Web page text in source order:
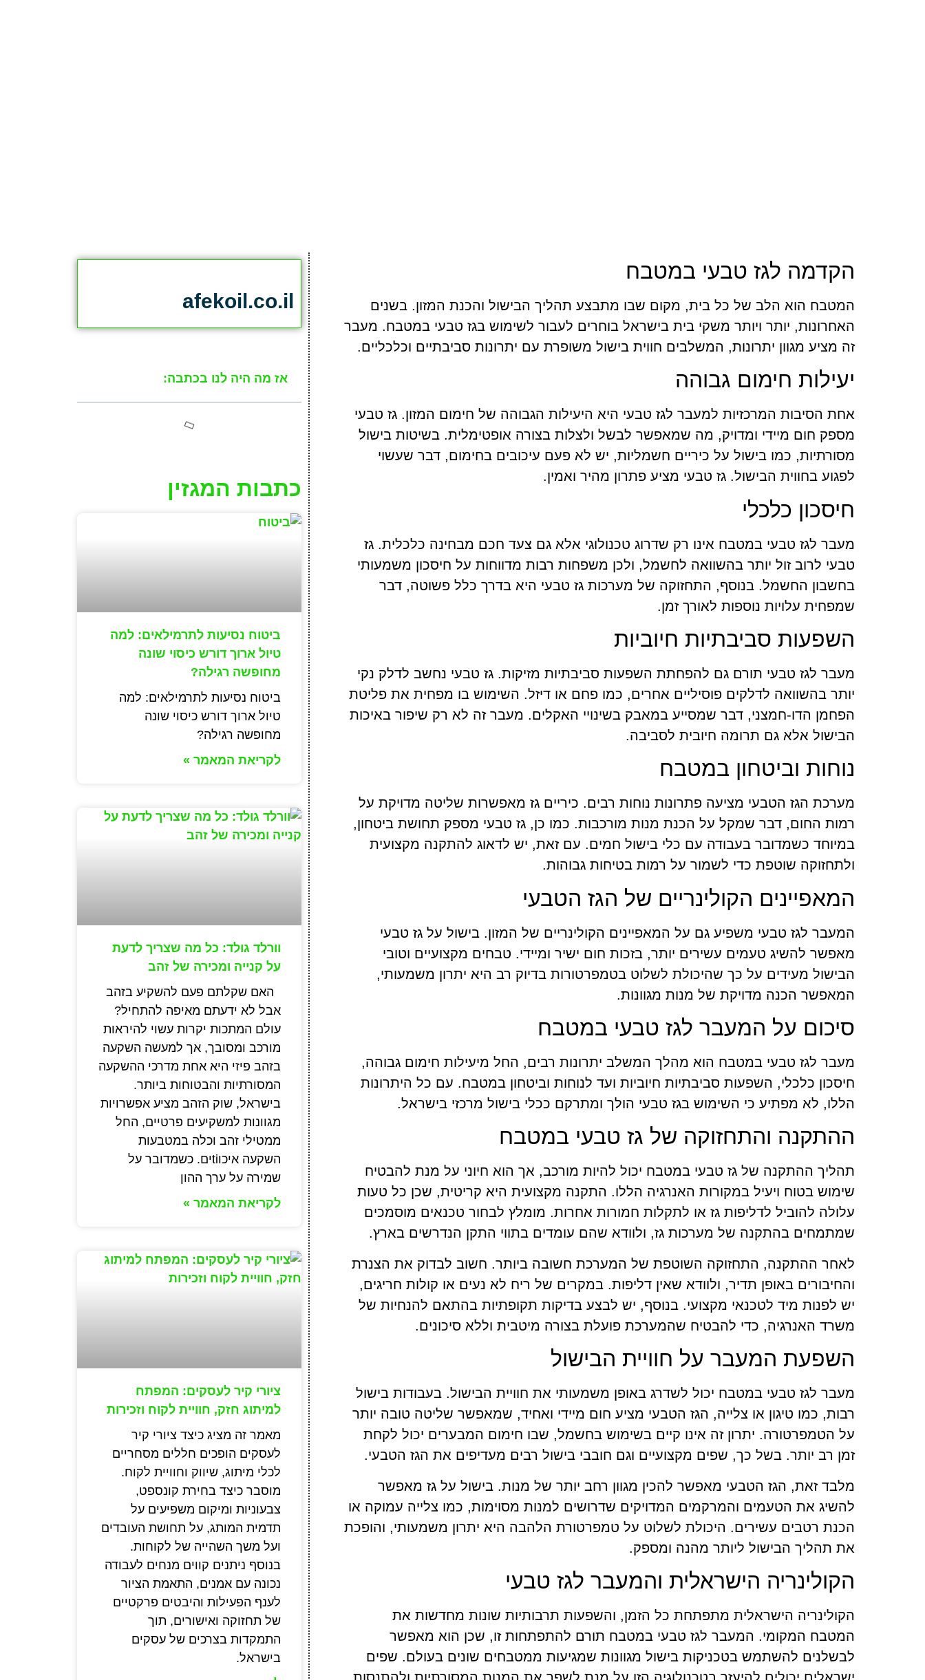
הקדמה לגז טבעי במטבח
המטבח הוא הלב של כל בית, מקום שבו מתבצע תהליך הבישול והכנת המזון. בשנים
האחרונות, יותר ויותר משקי בית בישראל בוחרים לעבור לשימוש בגז טבעי במטבח. מעבר
זה מציע מגוון יתרונות, המשלבים חווית בישול משופרת עם יתרונות סביבתיים וכלכליים.
יעילות חימום גבוהה
אחת הסיבות המרכזיות למעבר לגז טבעי היא היעילות הגבוהה של חימום המזון. גז טבעי
מספק חום מיידי ומדויק, מה שמאפשר לבשל ולצלות בצורה אופטימלית. בשיטות בישול
מסורתיות, כמו בישול על כיריים חשמליות, יש לא פעם עיכובים בחימום, דבר שעשוי
לפגוע בחווית הבישול. גז טבעי מציע פתרון מהיר ואמין.
חיסכון כלכלי
מעבר לגז טבעי במטבח אינו רק שדרוג טכנולוגי אלא גם צעד חכם מבחינה כלכלית. גז
טבעי לרוב זול יותר בהשוואה לחשמל, ולכן משפחות רבות מדווחות על חיסכון משמעותי
בחשבון החשמל. בנוסף, התחזוקה של מערכות גז טבעי היא בדרך כלל פשוטה, דבר
שמפחית עלויות נוספות לאורך זמן.
השפעות סביבתיות חיוביות
מעבר לגז טבעי תורם גם להפחתת השפעות סביבתיות מזיקות. גז טבעי נחשב לדלק נקי
יותר בהשוואה לדלקים פוסיליים אחרים, כמו פחם או דיזל. השימוש בו מפחית את פליטת
הפחמן הדו-חמצני, דבר שמסייע במאבק בשינויי האקלים. מעבר זה לא רק שיפור באיכות
הבישול אלא גם תרומה חיובית לסביבה.
נוחות וביטחון במטבח
מערכת הגז הטבעי מציעה פתרונות נוחות רבים. כיריים גז מאפשרות שליטה מדויקת על
רמות החום, דבר שמקל על הכנת מנות מורכבות. כמו כן, גז טבעי מספק תחושת ביטחון,
במיוחד כשמדובר בעבודה עם כלי בישול חמים. עם זאת, יש לדאוג להתקנה מקצועית
ולתחזוקה שוטפת כדי לשמור על רמות בטיחות גבוהות.
המאפיינים הקולינריים של הגז הטבעי
המעבר לגז טבעי משפיע גם על המאפיינים הקולינריים של המזון. בישול על גז טבעי
מאפשר להשיג טעמים עשירים יותר, בזכות חום ישיר ומיידי. טבחים מקצועיים וטובי
הבישול מעידים על כך שהיכולת לשלוט בטמפרטורות בדיוק רב היא יתרון משמעותי,
המאפשר הכנה מדויקת של מנות מגוונות.
סיכום על המעבר לגז טבעי במטבח
מעבר לגז טבעי במטבח הוא מהלך המשלב יתרונות רבים, החל מיעילות חימום גבוהה,
חיסכון כלכלי, השפעות סביבתיות חיוביות ועד לנוחות וביטחון במטבח. עם כל היתרונות
הללו, לא מפתיע כי השימוש בגז טבעי הולך ומתרקם ככלי בישול מרכזי בישראל.
ההתקנה והתחזוקה של גז טבעי במטבח
תהליך ההתקנה של גז טבעי במטבח יכול להיות מורכב, אך הוא חיוני על מנת להבטיח
שימוש בטוח ויעיל במקורות האנרגיה הללו. התקנה מקצועית היא קריטית, שכן כל טעות
עלולה להוביל לדליפות גז או לתקלות חמורות אחרות. מומלץ לבחור טכנאים מוסמכים
שמתמחים בהתקנה של מערכות גז, ולוודא שהם עומדים בתווי התקן הנדרשים בארץ.
לאחר ההתקנה, התחזוקה השוטפת של המערכת חשובה ביותר. חשוב לבדוק את הצנרת
והחיבורים באופן תדיר, ולוודא שאין דליפות. במקרים של ריח לא נעים או קולות חריגים,
יש לפנות מיד לטכנאי מקצועי. בנוסף, יש לבצע בדיקות תקופתיות בהתאם להנחיות של
משרד האנרגיה, כדי להבטיח שהמערכת פועלת בצורה מיטבית וללא סיכונים.
השפעת המעבר על חוויית הבישול
מעבר לגז טבעי במטבח יכול לשדרג באופן משמעותי את חוויית הבישול. בעבודות בישול
רבות, כמו טיגון או צלייה, הגז הטבעי מציע חום מיידי ואחיד, שמאפשר שליטה טובה יותר
על הטמפרטורה. יתרון זה אינו קיים בשימוש בחשמל, שבו חימום המבערים יכול לקחת
זמן רב יותר. בשל כך, שפים מקצועיים וגם חובבי בישול רבים מעדיפים את הגז הטבעי.
מלבד זאת, הגז הטבעי מאפשר להכין מגוון רחב יותר של מנות. בישול על גז מאפשר
להשיג את הטעמים והמרקמים המדויקים שדרושים למנות מסוימות, כמו צלייה עמוקה או
הכנת רטבים עשירים. היכולת לשלוט על טמפרטורת הלהבה היא יתרון משמעותי, והופכת
את תהליך הבישול ליותר מהנה ומספק.
הקולינריה הישראלית והמעבר לגז טבעי
הקולינריה הישראלית מתפתחת כל הזמן, והשפעות תרבותיות שונות מחדשות את
המטבח המקומי. המעבר לגז טבעי במטבח תורם להתפתחות זו, שכן הוא מאפשר
לבשלנים להשתמש בטכניקות בישול מגוונות שמגיעות ממטבחים שונים בעולם. שפים
afekoil.co.il
אז מה היה לנו בכתבה:
כתבות המגזין
ביטוח נסיעות לתרמילאים: למה
טיול ארוך דורש כיסוי שונה
מחופשה רגילה?
ביטוח נסיעות לתרמילאים: למה
טיול ארוך דורש כיסוי שונה
מחופשה רגילה?
לקריאת המאמר »
וורלד גולד: כל מה שצריך לדעת
על קנייה ומכירה של זהב
האם שקלתם פעם להשקיע בזהב
אבל לא ידעתם מאיפה להתחיל?
עולם המתכות יקרות עשוי להיראות
מורכב ומסובך, אך למעשה השקעה
בזהב פיזי היא אחת מדרכי ההשקעה
המסורתיות והבטוחות ביותר.
בישראל, שוק הזהב מציע אפשרויות
מגוונות למשקיעים פרטיים, החל
ממטילי זהב וכלה במטבעות
השקעה איכוtiים. כשמדובר על
שמירה על ערך ההון
לקריאת המאמר »
ציורי קיר לעסקים: המפתח
למיתוג חזק, חוויית לקוח וזכירות
מאמר זה מציג כיצד ציורי קיר
לעסקים הופכים חללים מסחריים
לכלי מיתוג, שיווק וחוויית לקוח.
מוסבר כיצד בחירת קונספט,
צבעוניות ומיקום משפיעים על
תדמית המותג, על תחושת העובדים
ועל משך השהייה של לקוחות.
בנוסף ניתנים קווים מנחים לעבודה
נכונה עם אמנים, התאמת הציור
לענף הפעילות והיבטים פרקטיים
של תחזוקה ואישורים, תוך
התמקדות בצרכים של עסקים
בישראל.